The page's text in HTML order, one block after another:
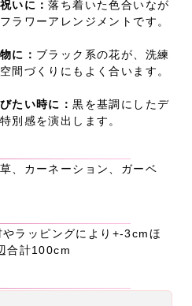
いに：落ち着いた色合いなが
ラワーアレンジメントです。
に： ブラック系の花が、洗練
間づくりにもよく合います。
たい時に：黒を基調にしたデ
別感を演出します。
、カーネーション、ガーベ
ラッピングにより+-3cmほ
合計100cm